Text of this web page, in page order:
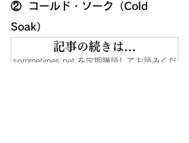
②  コールド・ソーク（Cold
Soak）
記事の続きは…
sommetimes.net を定期購読してお読みくだ